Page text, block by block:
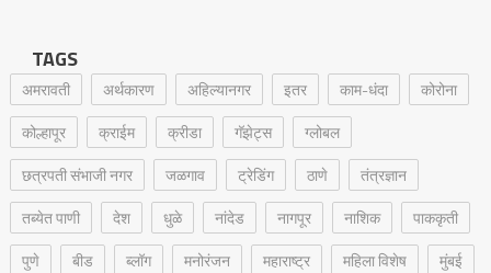
TAGS
अमरावती अर्थकारण अहिल्यानगर इतर काम-धंदा
कोरोना
कोल्हापूर
क्राईम क्रीडा गॅझेट्स
ग्लोबल
छत्रपती संभाजी नगर
जळगाव ट्रेडिंग ठाणे
तंत्रज्ञान
तब्येत पाणी
देश धुळे नांदेड नागपूर नाशिक
पाककृती
पुणे
बीड ब्लॉग मनोरंजन महाराष्ट्र महिला विशेष
मुंबई